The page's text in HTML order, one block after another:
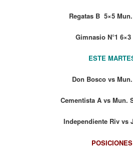
Regatas B 5×5
Gimnasio N°1 6×3
ESTE
Don Bosco vs
Cementista A vs Mun.
Independiente Riv vs
POSICIONES